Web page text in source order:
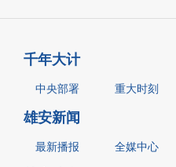
千年大计
中央部署 重大时刻
雄安新闻
最新播报 全媒中心